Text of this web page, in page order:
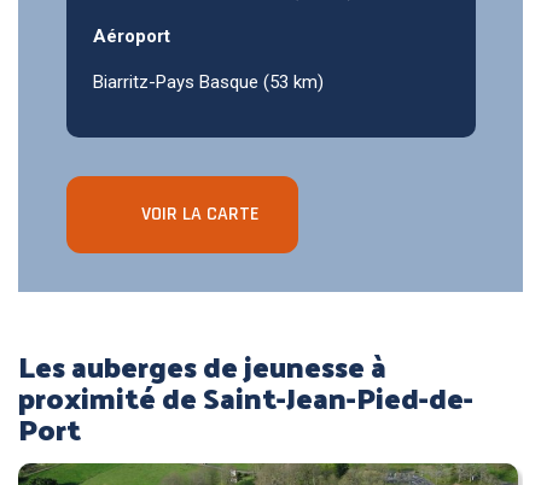
Aéroport
Biarritz-Pays Basque (53 km)
VOIR LA CARTE
Les auberges de jeunesse à
proximité de Saint-Jean-Pied-de-
Port